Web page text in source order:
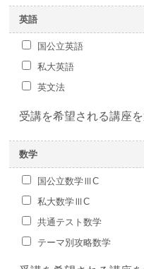
英語
国公立英語
私大英語
英文法
受講を希望される講座を
数学
国公立数学ⅢC
私大数学ⅢC
共通テスト数学
テーマ別攻略数学